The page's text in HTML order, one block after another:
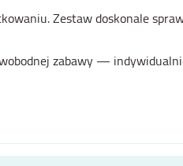
Zestaw doskonale
zabawy —